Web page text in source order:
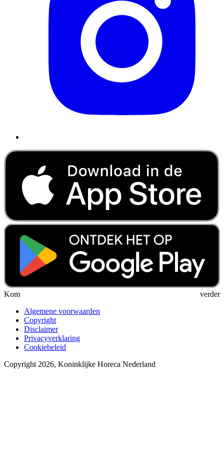
Kom verder
Algemene voorwaarden
Copyright
Disclaimer
Privacyverklaring
Cookiebeleid
Copyright 2026, Koninklijke Horeca Nederland